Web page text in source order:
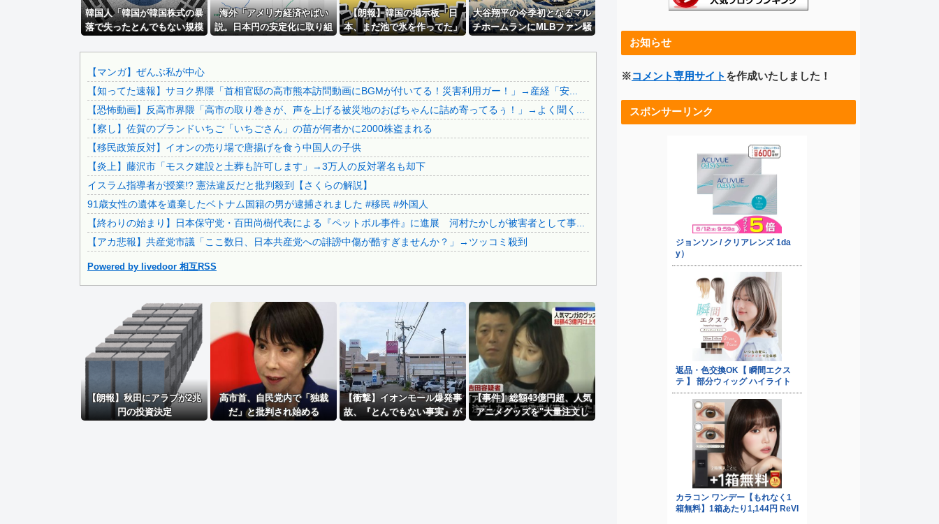
【ワロタ】トランプ大統領とホワイトハウス、ナルトに自分の...
【驚愕】1回1時間程度のsexで20～30回くらい逝き...
【画像】 日産が社運をかけて発売するSUVｗｗｗｗｗｗｗ
【悲報】ちいかわの映画を見たイラン人が激怒｢子供に見せる...
【トミカ】新シリーズ「トミカ クロスレスキュー」 始動
【画像】アイドルのオフ会の光景、レベチw w w w w...
義兄嫁が自宅をサロンにして姪を毎日ウトメへ預ける生活に。...
【速報】 中国、ガチで逝く
【画像】 パッパ「妻と子供と海に来た」パシャ←想像の20...
【画像】 福岡、こんなのが普通に走ってるｗｗｗｗｗｗｗｗ...
韓国人「日本ではビールジョッキをほとんど洗わずに、次の客...
兄嫁「正月に帰るから、ゲームと、いいお肉と酒と、お風呂グ...
Powered by livedoor 相互RSS
【画像】 パッパ「妻と子供と海に来た」パシャ←想像の20...
【画像】 福岡、こんなのが普通に走ってるｗｗｗｗｗｗｗｗ...
【恐怖動画】反高市界隈「高市の取り巻きが、声を上げる被災...
【移民政策反対】イオンの売り場で唐揚げを食う中国人の子供
【炎上】藤沢市「モスク建設と土葬も許可します」→3万人の...
91歳女性の遺体を遺棄したベトナム国籍の男が逮捕されまし...
【終わりの始まり】日本保守党・百田尚樹代表による『ペット...
日本旅行キャンセルすべきか…1万年ぶり史上最大級の火山の...
無気力な韓国代表、オーストリアにも0-1で敗北…3月のA...
3.1節がある月なのに…3月のカレンダーに日本の富士山・...
韓国代表、コートジボワールに0対4で完敗＝韓国の反応
Powered by livedoor 相互RSS
韓国人「韓国が韓国株式の暴
落で失ったとんでもない規模
ら…」→「韓国の未来が…
（ﾌﾞﾙﾌﾞﾙ」＝韓国の反応
海外「アメリカ経済やばい
説。日本円の安定化に取り組
【朗報】韓国の掲示板「日
本、まだ池で氷を作ってた」
大谷翔平の今季初となるマル
チホームランにMLBファン騒
い！」（海外の反応）
【マンガ】ぜんぶ私が中心
【知ってた速報】サヨク界隈「首相官邸の高市熊本訪問動画にBGMが付いてる！災害利用ガー！」→産経「安...
【恐怖動画】反高市界隈「高市の取り巻きが、声を上げる被災地のおばちゃんに詰め寄ってるぅ！」→よく聞く...
【察し】佐賀のブランドいちご「いちごさん」の苗が何者かに2000株盗まれる
【移民政策反対】イオンの売り場で唐揚げを食う中国人の子供
【炎上】藤沢市「モスク建設と土葬も許可します」→3万人の反対署名も却下
イスラム指導者が授業!? 憲法違反だと批判殺到【さくらの解説】
91歳女性の遺体を遺棄したベトナム国籍の男が逮捕されました #移民 #外国人
【終わりの始まり】日本保守党・百田尚樹代表による『ペットボル事件』に進展 河村たかしが被害者として事...
【アカ悲報】共産党市議「ここ数日、日本共産党への誹謗中傷が酷すぎませんか？」→ツッコミ殺到
Powered by livedoor 相互RSS
【朗報】秋田にアラブが2兆
円の投資決定
高市首、自民党内で「独裁
だ」と批判され始める
【衝撃】イオンモール爆発事
故、『とんでもない事実』が
【事件】総額43億円超、人気
アニメグッズを"大量注文し
お知らせ
※コメント専用サイト を作成いたしました！
スポンサーリンク